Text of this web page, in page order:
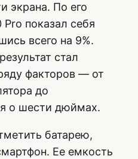
экрана. По его
Pro показал себя
всего на 9%.
стал
факторов — от
до
о шести дюймах.
батарею,
Ее емкость